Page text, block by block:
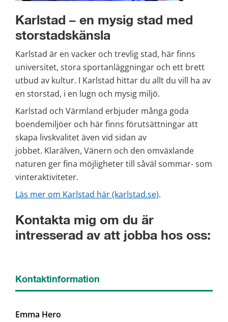
Karlstad – en mysig stad med
storstadskänsla
Karlstad är en vacker och trevlig stad, här finns
universitet, stora sportanläggningar och ett brett
utbud av kultur. I Karlstad hittar du allt du vill ha av
en storstad, i en lugn och mysig miljö.
Karlstad och Värmland erbjuder många goda
boendemiljöer och här finns förutsättningar att
skapa livskvalitet även vid sidan av
jobbet. Klarälven, Vänern och den omväxlande
naturen ger fina möjligheter till såväl sommar- som
vinteraktiviteter.
Läs mer om Karlstad här (karlstad.se).
Kontakta mig om du är
intresserad av att jobba hos oss:
Kontaktinformation
Emma Hero